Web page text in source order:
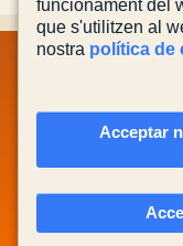
POLÍTICA DE COOKIES
funcionament del
que s'utilitzen al
nostra política de
Acceptar